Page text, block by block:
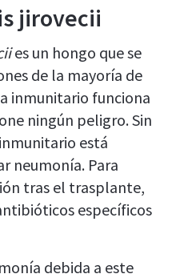
jirovecii
es un hongo que se
de la mayoría de
inmunitario funciona
ningún peligro. Sin
está
neumonía. Para
tras el trasplante,
específicos
debida a este